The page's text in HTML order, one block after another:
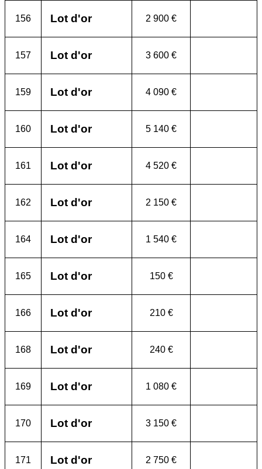
156 Lot d'or 2 900 €
157 Lot d'or 3 600 €
159 Lot d'or 4 090 €
160 Lot d'or 5 140 €
161 Lot d'or 4 520 €
162 Lot d'or 2 150 €
164 Lot d'or 1 540 €
165 Lot d'or 150 €
166 Lot d'or 210 €
168 Lot d'or 240 €
169 Lot d'or 1 080 €
170 Lot d'or 3 150 €
171 Lot d'or 2 750 €